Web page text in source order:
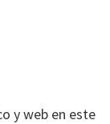
y web en este